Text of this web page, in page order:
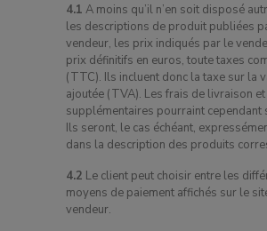
4.1 A moins qu’il n’en soit disposé
les descriptions de produit publiées
vendeur, les prix indiqués par le
prix définitifs en euros, toute taxes
(TTC). Ils incluent donc la taxe sur la
ajoutée (TVA). Les frais de livraison
supplémentaires pourraint cependant
Ils seront, le cas échéant,
dans la description des produits
4.2 Le client peut choisir entre les
moyens de paiement affichés sur le
vendeur.